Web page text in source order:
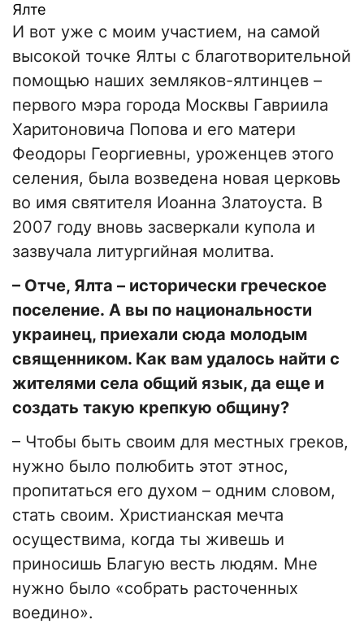
Ялте
И вот уже с моим участием, на самой
высокой точке Ялты с благотворительной
помощью наших земляков-ялтинцев –
первого мэра города Москвы Гавриила
Харитоновича Попова и его матери
Феодоры Георгиевны, уроженцев этого
селения, была возведена новая церковь
во имя святителя Иоанна Златоуста. В
2007 году вновь засверкали купола и
зазвучала литургийная молитва.
– Отче, Ялта – исторически греческое
поселение. А вы по национальности
украинец, приехали сюда молодым
священником. Как вам удалось найти с
жителями села общий язык, да еще и
создать такую крепкую общину?
– Чтобы быть своим для местных греков,
нужно было полюбить этот этнос,
пропитаться его духом – одним словом,
стать своим. Христианская мечта
осуществима, когда ты живешь и
приносишь Благую весть людям. Мне
нужно было «собрать расточенных
воедино».